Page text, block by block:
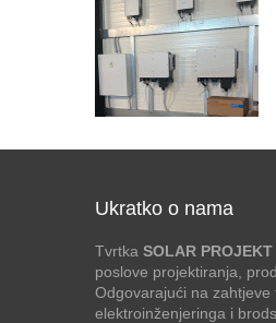
Ukratko o nama
Tvrtka SOLAR
poslove projektiranja,
Odgovarajući na zahtjeve
elektroinženjeringa i